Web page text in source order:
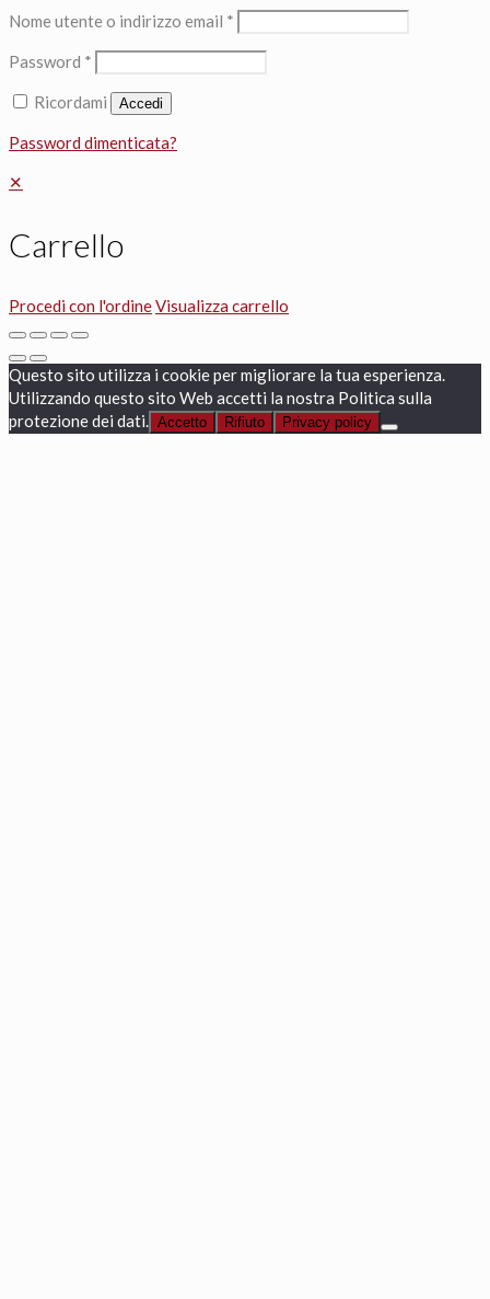
Nome utente o indirizzo email *
Password *
Ricordami Accedi
Password dimenticata?
✕
Carrello
Procedi con l'ordineVisualizza carrello
Questo sito utilizza i cookie per migliorare la tua esperienza.
Utilizzando questo sito Web accetti la nostra Politica sulla
protezione dei dati. Accetto Rifiuto Privacy policy